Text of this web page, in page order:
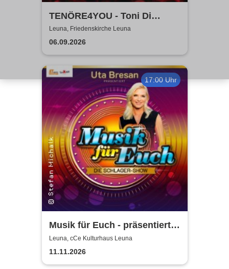
TENÖRE4YOU - Toni Di
Napoli & Pietro Pato
Leuna, Friedenskirche Leuna
06.09.2026
17:00 Uhr
Musik für Euch - präsentiert
von Uta Bresan
Leuna, cCe Kulturhaus Leuna
11.11.2026